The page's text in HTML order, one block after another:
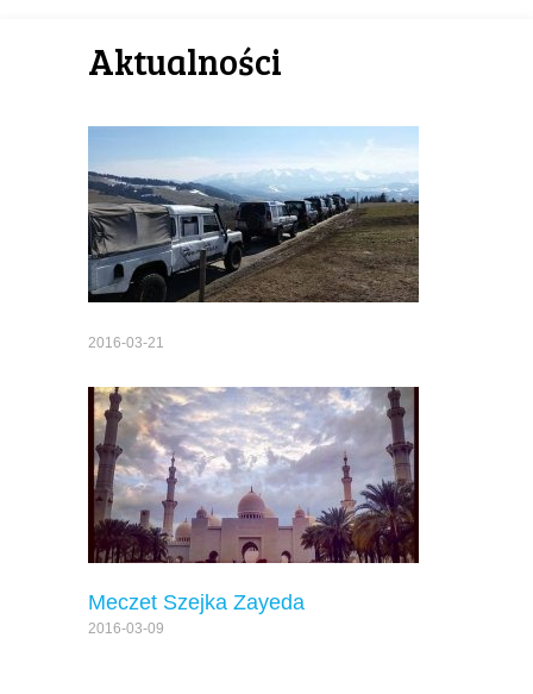
Aktualności
2016-03-21
Meczet Szejka Zayeda
2016-03-09